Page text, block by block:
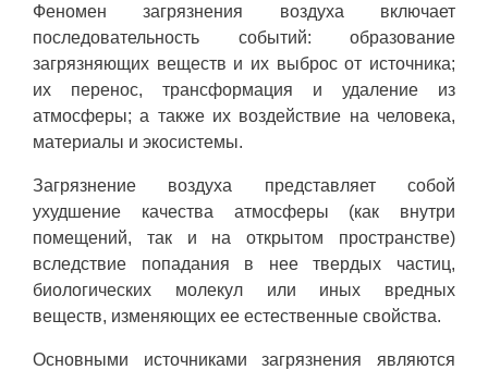
Феномен загрязнения воздуха включает
последовательность событий: образование
загрязняющих веществ и их выброс от источника;
их перенос, трансформация и удаление из
атмосферы; а также их воздействие на человека,
материалы и экосистемы.
Загрязнение воздуха представляет собой
ухудшение качества атмосферы (как внутри
помещений, так и на открытом пространстве)
вследствие попадания в нее твердых частиц,
биологических молекул или иных вредных
веществ, изменяющих ее естественные свойства.
Основными источниками загрязнения являются